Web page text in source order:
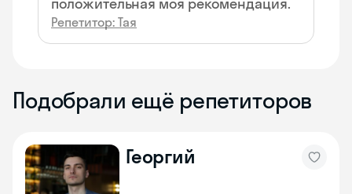
Репетитор: Тая
Подобрали ещё репетиторов
Георгий